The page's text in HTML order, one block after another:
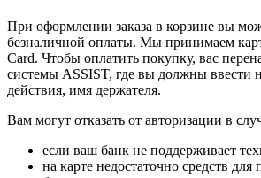
При оформлении заказа в корзине вы
безналичной оплаты. Мы принимаем
Card. Чтобы оплатить покупку, вас
системы ASSIST, где вы должны ввести
действия, имя держателя.
Вам могут отказать от авторизации в
если ваш банк не поддерживает
на карте недостаточно средств для